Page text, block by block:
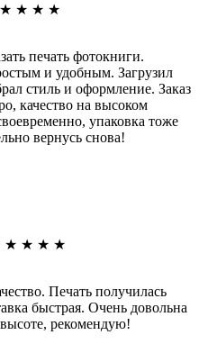
★ ★ ★ ★
печать фотокниги.
и удобным. Загрузил
стиль и оформление. Заказ
качество на высоком
упаковка тоже
вернусь снова!
★ ★ ★ ★
Печать получилась
быстрая. Очень довольна
рекомендую!